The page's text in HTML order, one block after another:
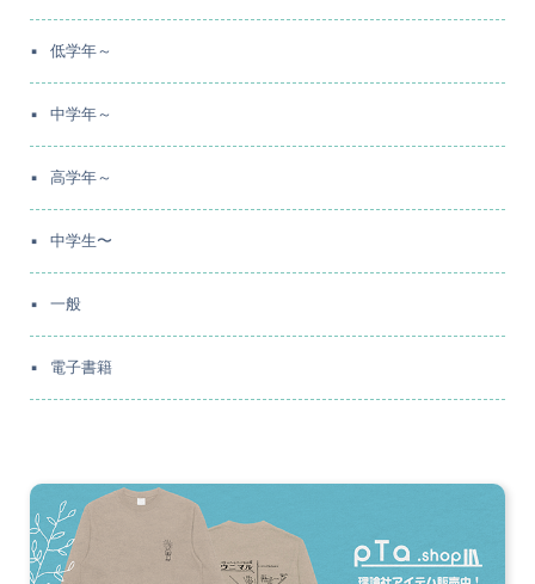
低学年～
中学年～
高学年～
中学生〜
一般
電子書籍